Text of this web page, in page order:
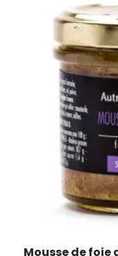
Mousse de foie